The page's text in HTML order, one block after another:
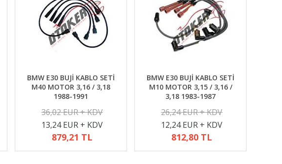
BMW E30 BUJİ KABLO SETİ
M40 MOTOR 3,16 / 3,18
1988-1991
36,02 EUR + KDV
13,24 EUR + KDV
879,21 TL
BMW E30 BUJİ KABLO SETİ
M10 MOTOR 3,15 / 3,16 /
3,18 1983-1987
26,24 EUR + KDV
12,24 EUR + KDV
812,80 TL